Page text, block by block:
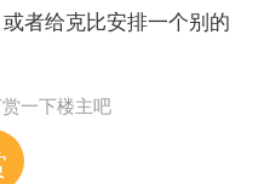
者给克比安排一个别的
一下楼主吧